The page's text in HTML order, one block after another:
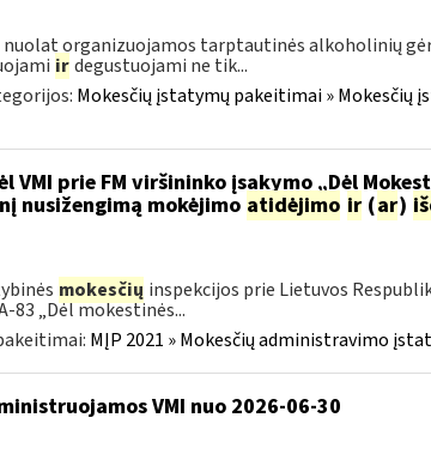
organizuojamos tarptautinės alkoholinių
ir degustuojami ne tik...
Mokesčių įstatymų pakeitimai » Mokesčių
VMI prie FM viršininko įsakymo „Dėl
nusižengimą mokėjimo atidėjimo ir(ar)
mokesčių inspekcijos prie Lietuvos
83 „Dėl mokestinės...
MĮP 2021 » Mokesčių administravimo
VMI nuo 2026-06-30